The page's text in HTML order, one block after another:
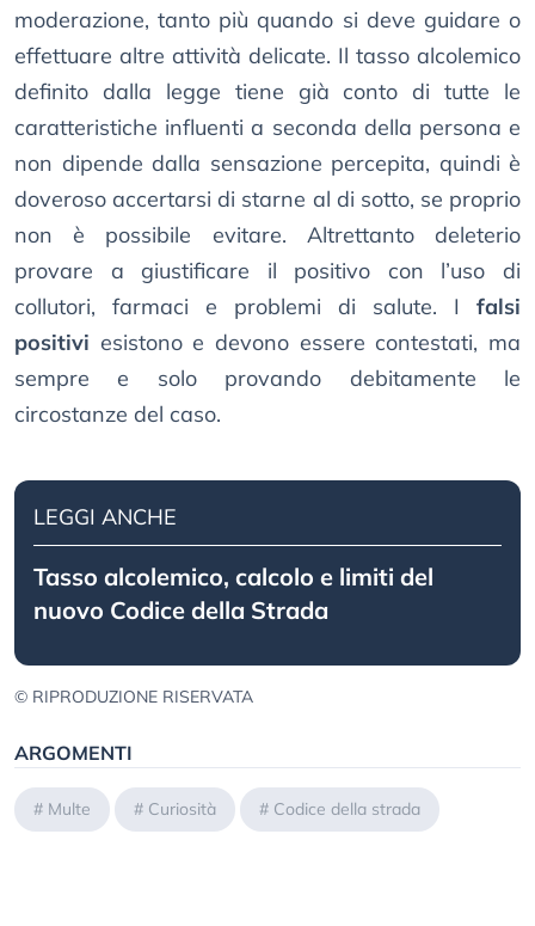
moderazione, tanto più quando si deve guidare o
effettuare altre attività delicate. Il tasso alcolemico
definito dalla legge tiene già conto di tutte le
caratteristiche influenti a seconda della persona e
non dipende dalla sensazione percepita, quindi è
doveroso accertarsi di starne al di sotto, se proprio
non è possibile evitare. Altrettanto deleterio
provare a giustificare il positivo con l’uso di
collutori, farmaci e problemi di salute. I falsi
positivi esistono e devono essere contestati, ma
sempre e solo provando debitamente le
circostanze del caso.
LEGGI ANCHE
Tasso alcolemico, calcolo e limiti del
nuovo Codice della Strada
© RIPRODUZIONE RISERVATA
ARGOMENTI
# Multe # Curiosità # Codice della strada